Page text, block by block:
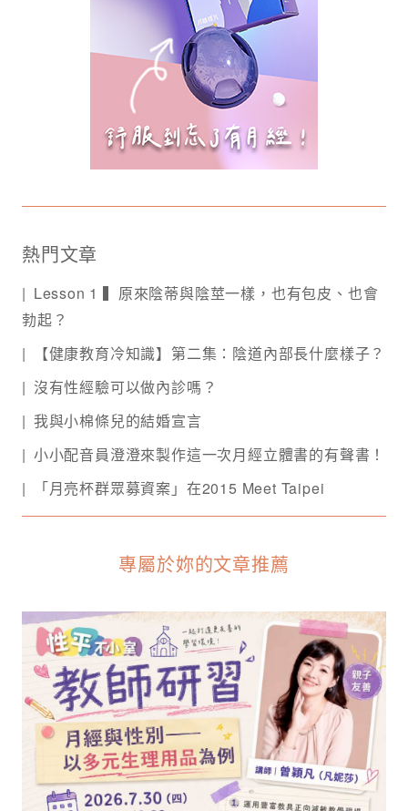
熱門文章
Lesson 1 ▍原來陰蒂與陰莖一樣，也有包皮、也會
勃起？
【健康教育冷知識】第二集：陰道內部長什麼樣子？
沒有性經驗可以做內診嗎？
我與小棉條兒的結婚宣言
小小配音員澄澄來製作這一次月經立體書的有聲書！
「月亮杯群眾募資案」在2015 Meet Taipei
專屬於妳的文章推薦